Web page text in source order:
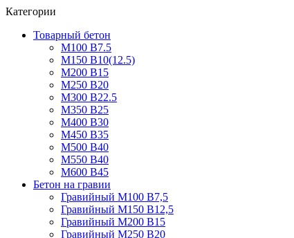
Категории
Товарный бетон
М100 В7.5
М150 В10(12.5)
М200 В15
М250 В20
М300 В22.5
М350 В25
М400 В30
М450 В35
М500 В40
М550 В40
М600 В45
Бетон на гравии
Гравийный М100 В7,5
Гравийный М150 В12,5
Гравийный М200 В15
Гравийный М250 В20